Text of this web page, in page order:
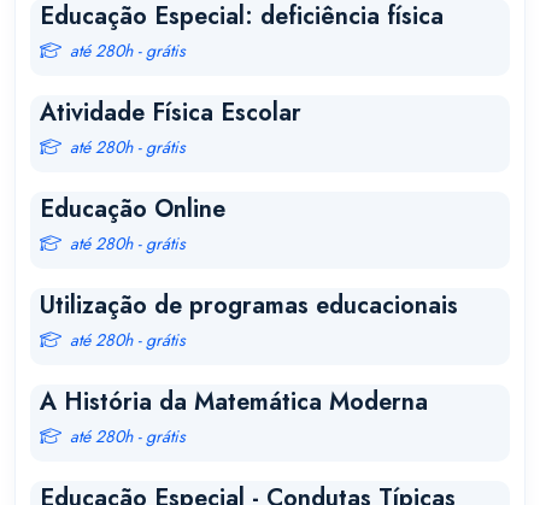
Educação Especial: deficiência física
até 280h - grátis
Atividade Física Escolar
até 280h - grátis
Educação Online
até 280h - grátis
Utilização de programas educacionais
até 280h - grátis
A História da Matemática Moderna
até 280h - grátis
Educação Especial - Condutas Típicas